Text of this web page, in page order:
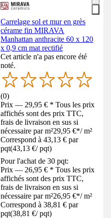
Carrelage sol et mur en grès
cérame fin MIRAVA
Manhattan anthracite 60 x 120
x 0,9 cm mat rectifié
Cet article n'a pas encore été
noté.
(0)
Prix — 29,95 € * Tous les prix
affichés sont des prix TTC,
frais de livraison en sus si
nécessaire par m²29,95 €*/ m²
Correspond à 43,13 € par
pqt(43,13 €/ pqt)
Pour l'achat de 30 pqt:
Prix — 26,95 € * Tous les prix
affichés sont des prix TTC,
frais de livraison en sus si
nécessaire par m²26,95 €*/ m²
Correspond à 38,81 € par
pqt(38,81 €/ pqt)